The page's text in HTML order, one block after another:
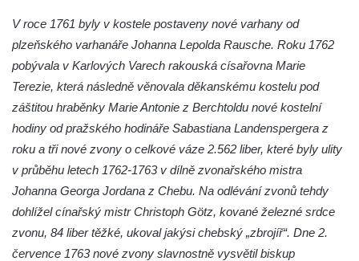
Hřbitovní kaple v Trávníku
Hřbitovní kaple ve Svoru
Kaple na rozcestí v jižní části Budyně nad
Ohří
Kaple v centru Roudníčku
Kaple v Brníkově
Kostel svatého Floriána v Podbradci
Kaple na západním okraji Ředhoště
Kostel svatého Jiljí v Ředhošti
V roce 1761 byly v kostele postaveny nové varhany od
plzeňského varhanáře Johanna Lepolda Rausche. Roku 1762
pobývala v Karlových Varech rakouská císařovna Marie
Terezie, která následně věnovala děkanskému kostelu pod
záštitou hraběnky Marie Antonie z Berchtoldu nové kostelní
hodiny od pražského hodináře Sabastiana Landenspergera z
roku a tři nové zvony o celkové váze 2.562 liber, které byly ulity
v průběhu letech 1762-1763 v dílně zvonařského mistra
Johanna Georga Jordana z Chebu. Na odlévání zvonů tehdy
dohlížel cínařský mistr Christoph Götz, kované železné srdce
zvonu, 84 liber těžké, ukoval jakýsi chebský „zbrojíř“. Dne 2.
července 1763 nové zvony slavnostně vysvětil biskup